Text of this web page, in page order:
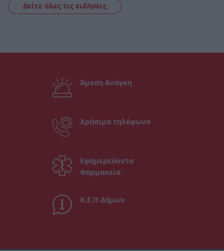
Δείτε όλες τις ειδήσεις
Άμεση Ανάγκη
Χρήσιμα τηλέφωνα
Εφημερεύοντα
Φαρμακεία
Κ.Ε.Π Δήμων